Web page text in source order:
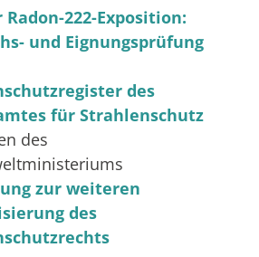
222-Exposition:
und Eignungsprüfung
des
für Strahlenschutz
des
zur weiteren
des